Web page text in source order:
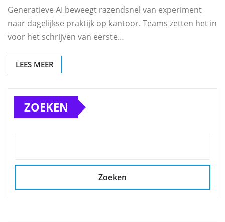
Generatieve AI beweegt razendsnel van experiment
naar dagelijkse praktijk op kantoor. Teams zetten het in
voor het schrijven van eerste…
LEES MEER
ZOEKEN
Zoeken